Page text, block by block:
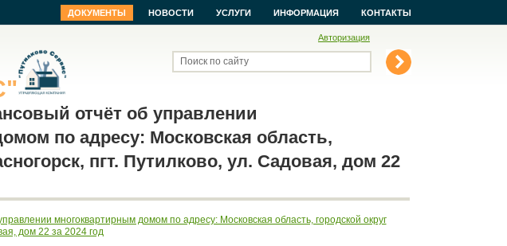
Авторизация
Поиск по сайту
ДОКУМЕНТЫ НОВОСТИ УСЛУГИ ИНФОРМАЦИЯ КОНТАКТЫ
отчёт об управлении
по адресу: Московская область,
пгт. Путилково, ул. Садовая, дом 22
многоквартирным домом по адресу: Московская область, городской округ
дом 22 за 2024 год